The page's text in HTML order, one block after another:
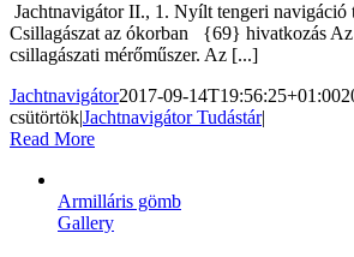
Jachtnavigátor II., 1. Nyílt tengeri navigáció
Csillagászat az ókorban {69} hivatkozás Az
csillagászati mérőműszer. Az [...]
Jachtnavigátor2017-09-14T19:56:25+01:00
csütörtök|Jachtnavigátor Tudástár|
Read More
Armilláris gömb
Gallery